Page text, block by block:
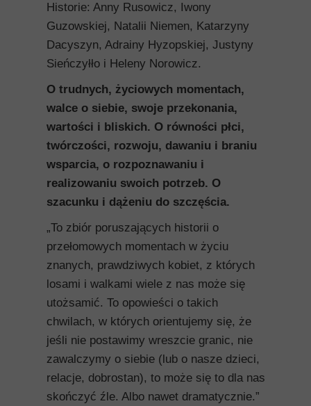
Historie: Anny Rusowicz, Iwony
Guzowskiej, Natalii Niemen, Katarzyny
Dacyszyn, Adrainy Hyzopskiej, Justyny
Sieńczyłło i Heleny Norowicz.
O trudnych, życiowych momentach,
walce o siebie, swoje przekonania,
wartości i bliskich. O równości płci,
twórczości, rozwoju, dawaniu i braniu
wsparcia, o rozpoznawaniu i
realizowaniu swoich potrzeb. O
szacunku i dążeniu do szczęścia.
„To zbiór poruszających historii o
przełomowych momentach w życiu
znanych, prawdziwych kobiet, z których
losami i walkami wiele z nas może się
utożsamić. To opowieści o takich
chwilach, w których orientujemy się, że
jeśli nie postawimy wreszcie granic, nie
zawalczymy o siebie (lub o nasze dzieci,
relacje, dobrostan), to może się to dla nas
skończyć źle. Albo nawet dramatycznie.”